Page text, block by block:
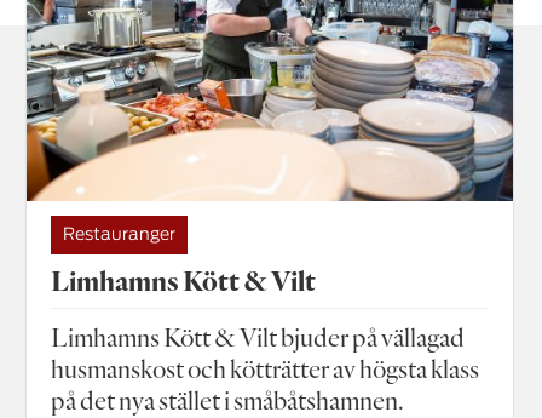
Restauranger
Limhamns Kött & Vilt
Limhamns Kött & Vilt bjuder på vällagad
husmans­kost och kötträtter av högsta klass
på det nya stället i småbåtshamnen.